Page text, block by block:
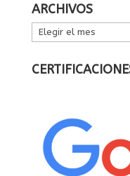
ARCHIVOS
ARCHIVOS